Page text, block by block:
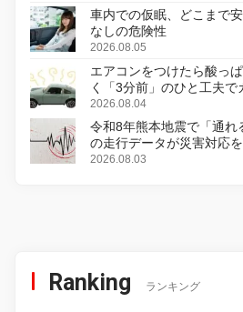
車内での仮眠、どこまで
なしの危険性
2026.08.05
エアコンをつけたら酸っ
く「3分前」のひと工夫で
2026.08.04
令和8年熊本地震で「通れ
の走行データが災害対応
2026.08.03
Ranking ランキング